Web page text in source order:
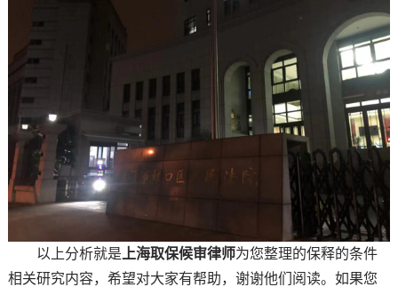
以上分析就是 上海取保候审律师为您整理的保释的条件
相关研究内容，希望对大家有帮助，谢谢他们阅读。如果您